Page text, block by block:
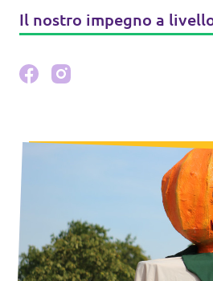
Website Volt België
Il nostro impegno a